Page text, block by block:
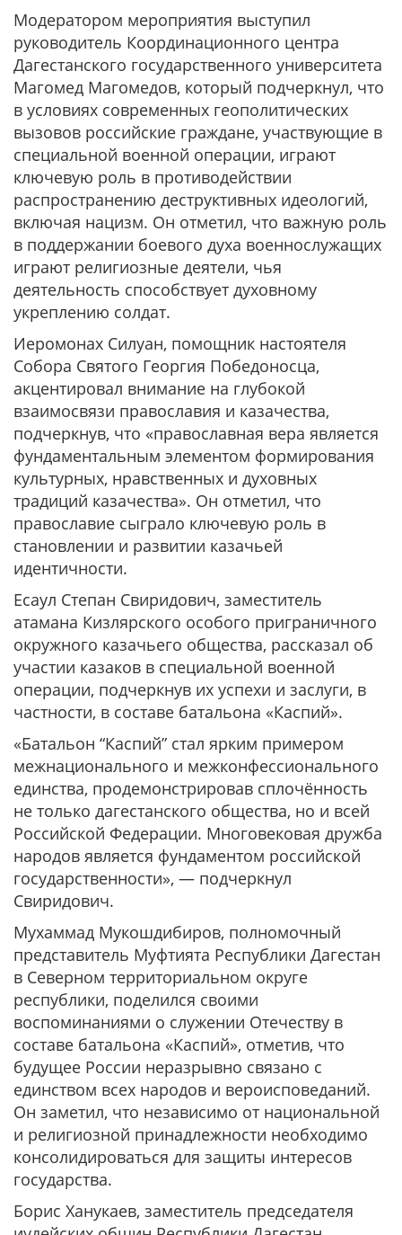
Модератором мероприятия выступил
руководитель Координационного центра
Дагестанского государственного университета
Магомед Магомедов, который подчеркнул, что
в условиях современных геополитических
вызовов российские граждане, участвующие в
специальной военной операции, играют
ключевую роль в противодействии
распространению деструктивных идеологий,
включая нацизм. Он отметил, что важную роль
в поддержании боевого духа военнослужащих
играют религиозные деятели, чья
деятельность способствует духовному
укреплению солдат.
Иеромонах Силуан, помощник настоятеля
Собора Святого Георгия Победоносца,
акцентировал внимание на глубокой
взаимосвязи православия и казачества,
подчеркнув, что «православная вера является
фундаментальным элементом формирования
культурных, нравственных и духовных
традиций казачества». Он отметил, что
православие сыграло ключевую роль в
становлении и развитии казачьей
идентичности.
Есаул Степан Свиридович, заместитель
атамана Кизлярского особого приграничного
окружного казачьего общества, рассказал об
участии казаков в специальной военной
операции, подчеркнув их успехи и заслуги, в
частности, в составе батальона «Каспий».
«Батальон “Каспий” стал ярким примером
межнационального и межконфессионального
единства, продемонстрировав сплочённость
не только дагестанского общества, но и всей
Российской Федерации. Многовековая дружба
народов является фундаментом российской
государственности», — подчеркнул
Свиридович.
Мухаммад Мукошдибиров, полномочный
представитель Муфтията Республики Дагестан
в Северном территориальном округе
республики, поделился своими
воспоминаниями о служении Отечеству в
составе батальона «Каспий», отметив, что
будущее России неразрывно связано с
единством всех народов и вероисповеданий.
Он заметил, что независимо от национальной
и религиозной принадлежности необходимо
консолидироваться для защиты интересов
государства.
Борис Ханукаев, заместитель председателя